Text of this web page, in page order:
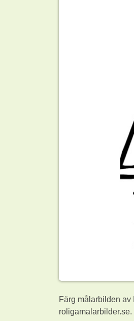
Färg målarbilden
roligamalarbilder.se.